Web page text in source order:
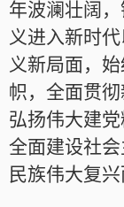
年波澜壮阔
义进入新时
义新局面，
帜，全面贯彻
弘扬伟大建
全面建设社
民族伟大复兴